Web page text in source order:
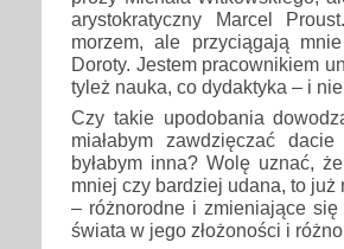
arystokratyczny Marcel
morzem, ale przyciągają
Doroty. Jestem pracownikiem
tyleż nauka, co dydaktyka – i
Czy takie upodobania
miałabym zawdzięczać
byłabym inna? Wolę uznać,
mniej czy bardziej udana, to
– różnorodne i zmieniające
świata w jego złożoności i